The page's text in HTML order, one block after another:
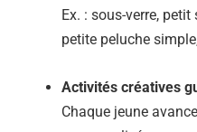
Ex. : sous-verre,
petite peluche
Activités créatives
Chaque jeune